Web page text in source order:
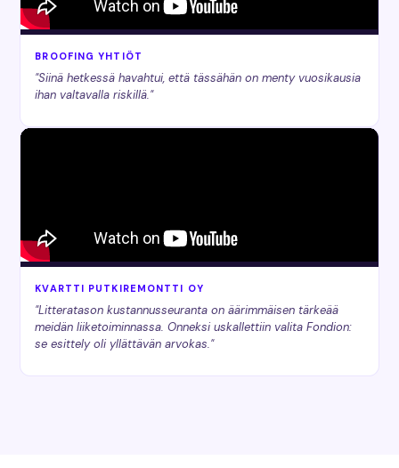
BROOFING YHTIÖT
"Siinä hetkessä havahtui, että tässähän on menty vuosikausia
ihan valtavalla riskillä."
KVARTTI PUTKIREMONTTI OY
"Litteratason kustannusseuranta on äärimmäisen tärkeää
meidän liiketoiminnassa. Onneksi uskallettiin valita Fondion:
se esittely oli yllättävän arvokas."